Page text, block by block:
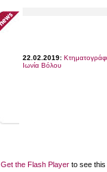
22.02.2019:
Ιωνία Βόλου
Get the Flash Player to see this